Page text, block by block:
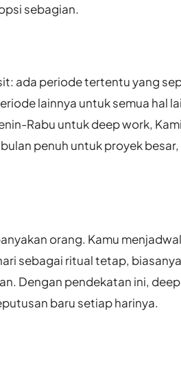
sebagian.
ada periode tertentu yang
lainnya untuk semua hal
Rabu untuk deep work,
penuh untuk proyek
orang. Kamu
sebagai ritual tetap,
Dengan pendekatan ini,
baru setiap harinya.